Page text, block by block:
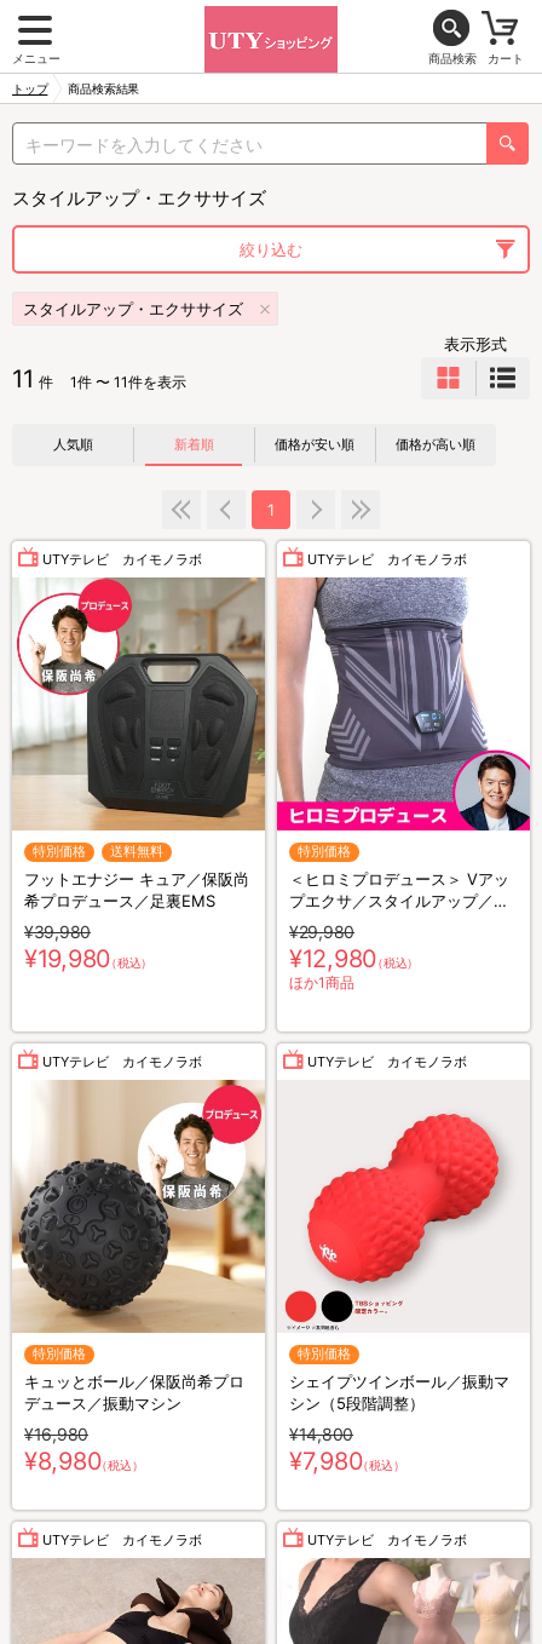
メニュー 商品検索 カート
トップ 商品検索結果
スタイルアップ・エクササイズ
絞り込む
スタイルアップ・エクササイズ
11 件 1件 〜 11件を表示
表示形式
人気順 新着順 価格が安い順 価格が高い順
1
UTYテレビ カイモノラボ
特別価格 送料無料
フットエナジー キュア／保阪尚
希プロデュース／足裏EMS
¥39,980
¥19,980（税込）
UTYテレビ カイモノラボ
特別価格
＜ヒロミプロデュース＞ Vアッ
プエクサ／スタイルアップ／お
腹用EMS
¥29,980
¥12,980（税込）
ほか1商品
UTYテレビ カイモノラボ
特別価格
キュッとボール／保阪尚希プロ
デュース／振動マシン
¥16,980
¥8,980（税込）
UTYテレビ カイモノラボ
特別価格
シェイプツインボール／振動マ
シン（5段階調整）
¥14,800
¥7,980（税込）
UTYテレビ カイモノラボ UTYテレビ カイモノラボ